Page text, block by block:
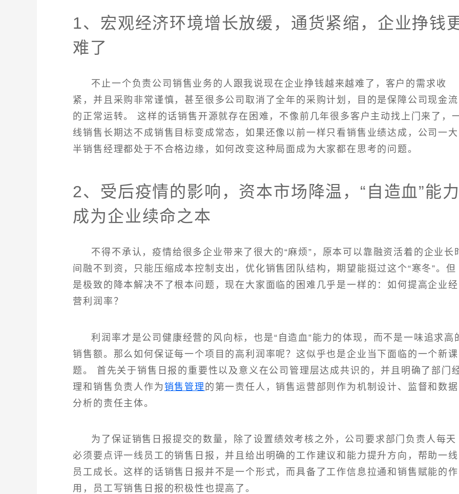
1、宏观经济环境增长放缓，通货紧缩，企业挣钱
难了
不止一个负责公司销售业务的人跟我说现在企业挣钱越来越难了，客户的需求收
紧，并且采购非常谨慎，甚至很多公司取消了全年的采购计划，目的是保障公司现金流
的正常运转。 这样的话销售开源就存在困难，不像前几年很多客户主动找上门来了，
线销售长期达不成销售目标变成常态，如果还像以前一样只看销售业绩达成，公司一大
半销售经理都处于不合格边缘，如何改变这种局面成为大家都在思考的问题。
2、受后疫情的影响，资本市场降温，“自造血”能
成为企业续命之本
不得不承认，疫情给很多企业带来了很大的“麻烦”，原本可以靠融资活着的企业长
间融不到资，只能压缩成本控制支出，优化销售团队结构，期望能挺过这个“寒冬”。但
是极致的降本解决不了根本问题，现在大家面临的困难几乎是一样的：如何提高企业经
营利润率？
利润率才是公司健康经营的风向标，也是“自造血”能力的体现，而不是一味追求高
销售额。那么如何保证每一个项目的高利润率呢？这似乎也是企业当下面临的一个新课
题。 首先关于销售日报的重要性以及意义在公司管理层达成共识的，并且明确了部门
理和销售负责人作为销售管理 的第一责任人，销售运营部则作为机制设计、监督和数据
分析的责任主体。
为了保证销售日报提交的数量，除了设置绩效考核之外，公司要求部门负责人每天
必须要点评一线员工的销售日报，并且给出明确的工作建议和能力提升方向，帮助一线
员工成长。这样的话销售日报并不是一个形式，而具备了工作信息拉通和销售赋能的作
用，员工写销售日报的积极性也提高了。